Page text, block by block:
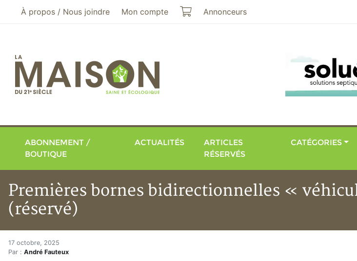
Aller au menu principal
Aller au contenu principal
À propos / Nous joindre Mon compte Mon panier
Annonceurs
ABONNEMENT /
BOUTIQUE
ACTUALITÉS
ARTICLES
RÉSERVÉS
CATÉGORIES
Premières bornes bidirectionnelles «
(réservé)
Accueil
Articles
Premières bornes bidirectionnelles «
17 octobre, 2025
Par : André Fauteux